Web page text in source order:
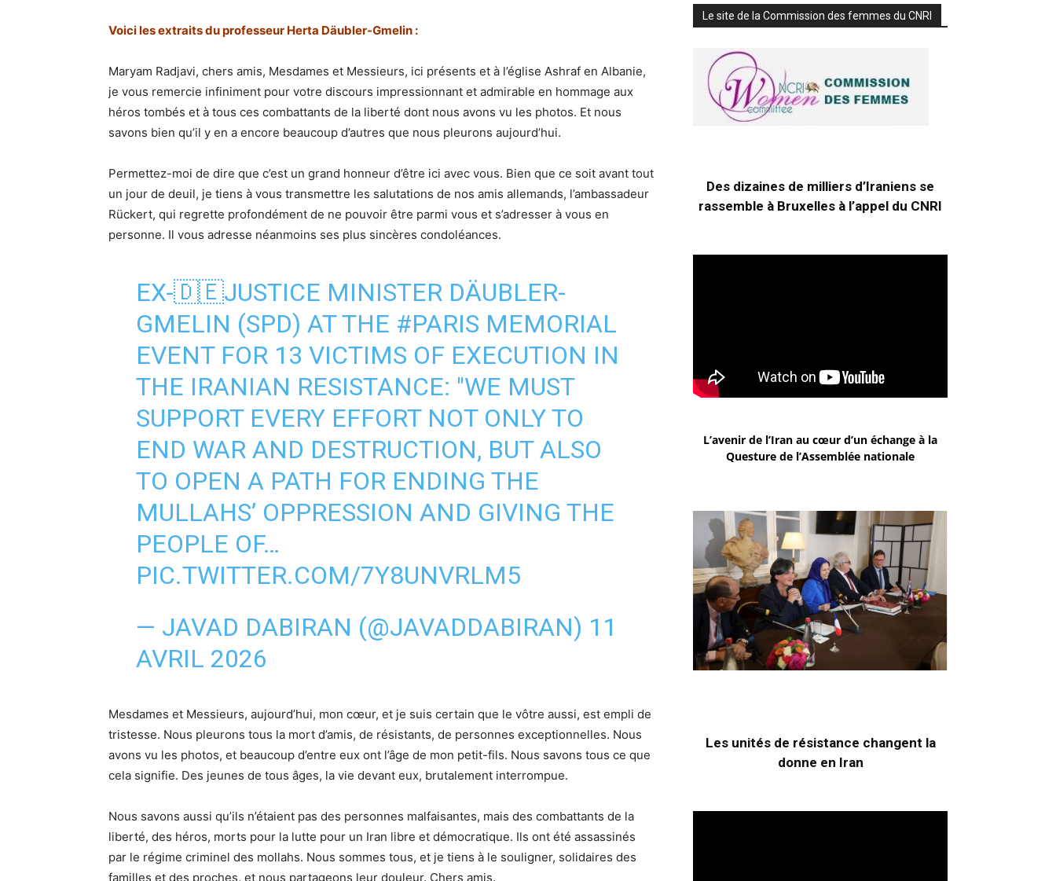
Voici les extraits du professeur Herta Däubler-Gmelin :
Maryam Radjavi, chers amis, Mesdames et Messieurs, ici présents et à l’église Ashraf en Albanie,
je vous remercie infiniment pour votre discours impressionnant et admirable en hommage aux
héros tombés et à tous ces combattants de la liberté dont nous avons vu les photos. Et nous
savons bien qu’il y en a encore beaucoup d’autres que nous pleurons aujourd’hui.
Permettez-moi de dire que c’est un grand honneur d’être ici avec vous. Bien que ce soit avant tout
un jour de deuil, je tiens à vous transmettre les salutations de nos amis allemands, l’ambassadeur
Rückert, qui regrette profondément de ne pouvoir être parmi vous et s’adresser à vous en
personne. Il vous adresse néanmoins ses plus sincères condoléances.
EX-🇩🇪JUSTICE MINISTER DÄUBLER-
GMELIN (SPD) AT THE #PARIS MEMORIAL
EVENT FOR 13 VICTIMS OF EXECUTION IN
THE IRANIAN RESISTANCE: "WE MUST
SUPPORT EVERY EFFORT NOT ONLY TO
END WAR AND DESTRUCTION, BUT ALSO
TO OPEN A PATH FOR ENDING THE
MULLAHS’ OPPRESSION AND GIVING THE
PEOPLE OF…
PIC.TWITTER.COM/7Y8UNVRLM5
— JAVAD DABIRAN (@JAVADDABIRAN) 11
AVRIL 2026
Mesdames et Messieurs, aujourd’hui, mon cœur, et je suis certain que le vôtre aussi, est empli de
tristesse. Nous pleurons tous la mort d’amis, de résistants, de personnes exceptionnelles. Nous
avons vu les photos, et beaucoup d’entre eux ont l’âge de mon petit-fils. Nous savons tous ce que
cela signifie. Des jeunes de tous âges, la vie devant eux, brutalement interrompue.
Nous savons aussi qu’ils n’étaient pas des personnes malfaisantes, mais des combattants de la
liberté, des héros, morts pour la lutte pour un Iran libre et démocratique. Ils ont été assassinés
par le régime criminel des mollahs. Nous sommes tous, et je tiens à le souligner, solidaires des
familles et des proches, et nous partageons leur douleur. Chers amis.
Le site de la Commission des femmes du CNRI
Des dizaines de milliers d’Iraniens se
rassemble à Bruxelles à l’appel du CNRI
L’avenir de l’Iran au cœur d’un échange à la
Questure de l’Assemblée nationale
Les unités de résistance changent la
donne en Iran